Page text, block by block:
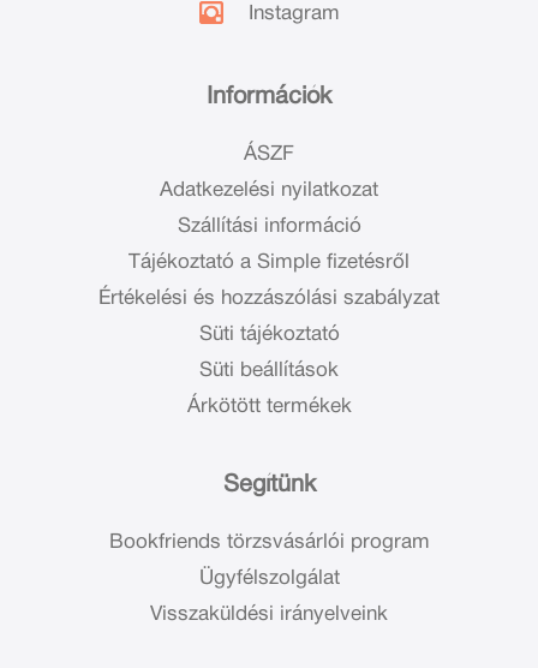
Információk
ÁSZF
Adatkezelési nyilatkozat
Szállítási információ
Tájékoztató a Simple fizetésről
Értékelési és hozzászólási szabályzat
Süti tájékoztató
Süti beállítások
Árkötött termékek
Segítünk
Bookfriends törzsvásárlói program
Ügyfélszolgálat
Visszaküldési irányelveink
Instagram